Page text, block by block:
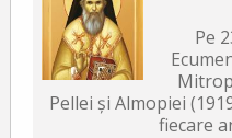
Pe
Pellei și Almopiei
fiecare